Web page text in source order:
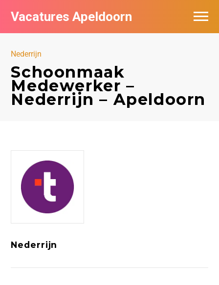
Vacatures Apeldoorn
Nederrijn
Schoonmaak
Medewerker –
Nederrijn – Apeldoorn
Nederrijn
Vacatures per bedrijf
De populairste vacatures in Apeldoorn
Nieuwsbrief feed